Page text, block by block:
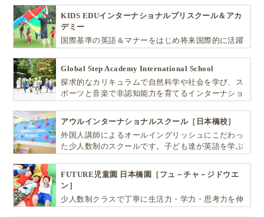
KIDS EDUインターナショナルプリスクール＆アカ
デミー
国際基準の英語＆マナーをはじめ将来国際的に活躍
貫して学べる充実のカリキュラムが魅力です
Global Step Academy International School
探求的なカリキュラムで自然科学や社会を学び、ス
ポーツと音楽で非認知能力を育てるインターナショ
アウルインターナショナルスクール［日本橋校］
外国人講師によるオールイングリッシュにこだわっ
た少人数制のスクールです。子ども達が英語を学ぶ
FUTURE児童園 日本橋園［フュ－チャ－ジドウエ
ン］
少人数制クラスで丁寧に生活力・学力・思考力を伸